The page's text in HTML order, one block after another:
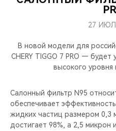
КРОССОВЕРЫ
НОВИНКИ
КРЕДИТ И СТРАХОВАНИЕ
ЗАПЧАСТИ И АКСЕССУАРЫ
ПОДДЕРЖКА
CHERY CONNECT
О БРЕНДЕ
CHERY В СОЦСЕТЯХ
ЛЮДИ CHERY
БЛАГОТВОРИТЕЛЬНОСТЬ
КРЕДИТ
МЫ В СОЦСЕТЯХ
27
В новой модели для
CHERY TIGGO 7 PRO —
высокого уровня
Салонный фильтр N95
обеспечивает
жидких частиц размером 0,3
достигает 98%, а 2,5 микрон